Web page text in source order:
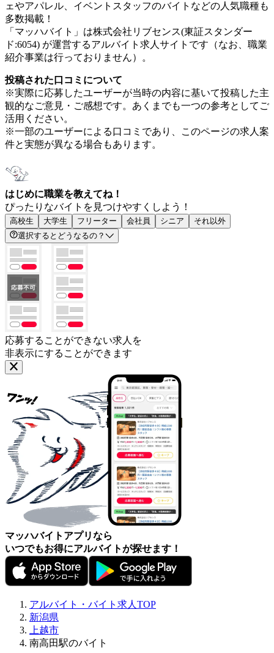
ェやアパレル、イベントスタッフのバイトなどの人気職種も
多数掲載！
「マッハバイト」は株式会社リブセンス(東証スタンダー
ド:6054) が運営するアルバイト求人サイトです（なお、職業
紹介事業は行っておりません）。
投稿された口コミについて
※実際に応募したユーザーが当時の内容に基いて投稿した主
観的なご意見・ご感想です。あくまでも一つの参考としてご
活用ください。
※一部のユーザーによる口コミであり、このページの求人案
件と実態が異なる場合もあります。
はじめに職業を教えてね！
ぴったりなバイトを見つけやすくしよう！
高校生 大学生 フリーター 会社員 シニア
それ以外
選択するとどうなるの？
応募することができない求人を
非表示にすることができます
マッハバイトアプリなら
いつでもお得にアルバイトが探せます！
アルバイト・バイト求人TOP
新潟県
上越市
南高田駅のバイト